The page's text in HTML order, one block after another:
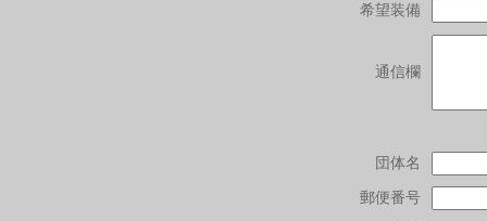
希望装備
通信欄
団体名
郵便番号